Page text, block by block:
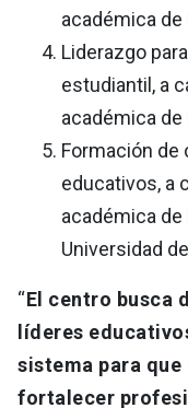
académica de
Liderazgo
estudiantil, a
académica de
Formación de
educativos, a
académica de
Universidad
“El centro busca
líderes
sistema para que
fortalecer